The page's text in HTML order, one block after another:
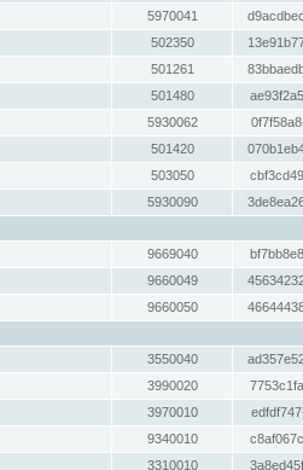
5970041
502350
501261
501480
5930062
501420
503050
5930090
9669040
9660049
9660050
3550040
3990020
3970010
9340010
3310010